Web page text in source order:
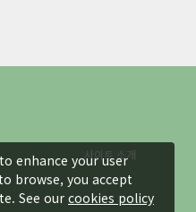
사이트 소개
enhance your user
browse, you accept
See our cookies policy